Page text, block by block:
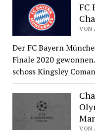
FC
VON
Der FC Bayern
Finale 2020
schoss Kingsley
VON